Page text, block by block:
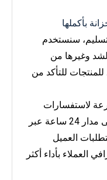
بأكملها
سنستخدم
وغيرها من
للتأكد من
لاستفسارات
العملاء، وعروض أسعار احترافية على مدار 24 ساعة عبر
العميل
العملاء بأداء أكثر